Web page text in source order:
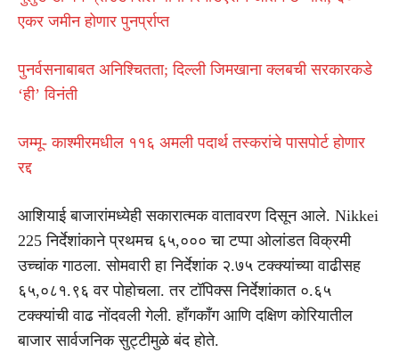
एकर जमीन होणार पुनर्प्राप्त
पुनर्वसनाबाबत अनिश्चितता; दिल्ली जिमखाना क्लबची सरकारकडे
‘ही’ विनंती
जम्मू- काश्मीरमधील ११६ अमली पदार्थ तस्करांचे पासपोर्ट होणार
रद्द
आशियाई बाजारांमध्येही सकारात्मक वातावरण दिसून आले. Nikkei
225 निर्देशांकाने प्रथमच ६५,००० चा टप्पा ओलांडत विक्रमी
उच्चांक गाठला. सोमवारी हा निर्देशांक २.७५ टक्क्यांच्या वाढीसह
६५,०८१.९६ वर पोहोचला. तर टॉपिक्स निर्देशांकात ०.६५
टक्क्यांची वाढ नोंदवली गेली. हाँगकाँग आणि दक्षिण कोरियातील
बाजार सार्वजनिक सुट्टीमुळे बंद होते.